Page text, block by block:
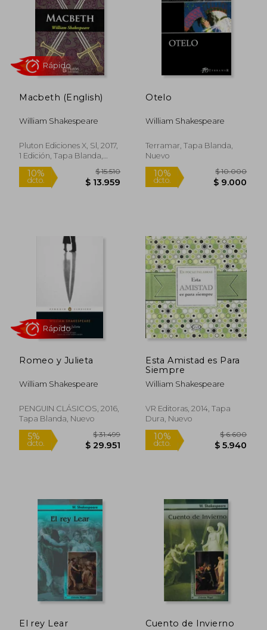
dcto. $ 30.127
Rápido
dcto.
Rápido
Macbeth (English)
William Shakespeare
Pluton Ediciones X, Sl, 2017,
1 Edición, Tapa Blanda,
Nuevo
10%
dcto. $ 13.959
Rápido
Otelo
William Shakespeare
Terramar, Tapa Blanda,
Nuevo
10%
dcto. $
Romeo y Julieta
William Shakespeare
PENGUIN CLÁSICOS, 2016,
Tapa Blanda, Nuevo
Rápido
Esta Amistad es Para
Siempre
William Shakespeare
VR Editoras, 2014, Tapa
Dura, Nuevo
El rey Lear Cuento de Invierno